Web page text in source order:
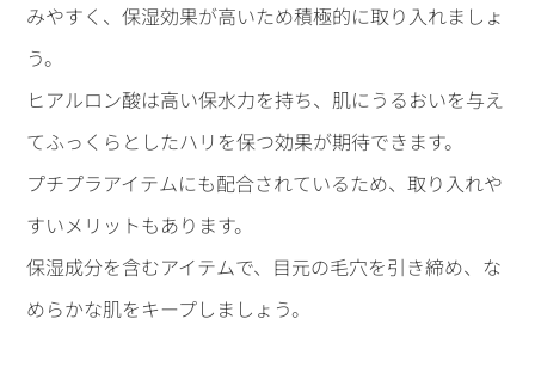
みやすく、保湿効果が高いため積極的に取り入れましょ
う。
ヒアルロン酸は高い保水力を持ち、肌にうるおいを与え
てふっくらとしたハリを保つ効果が期待できます。
プチプラアイテムにも配合されているため、取り入れや
すいメリットもあります。
保湿成分を含むアイテムで、目元の毛穴を引き締め、な
めらかな肌をキープしましょう。